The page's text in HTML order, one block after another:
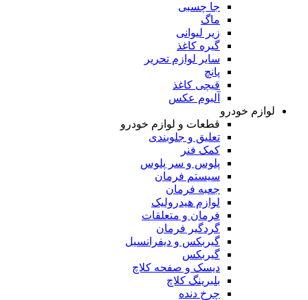
جا چسبی
ماگ
زیر لیوانی
گیره کاغذ
سایر لوازم تحریر
پانچ
قیچی کاغذ
آلبوم عکس
لوازم خودرو
قطعات و لوازم خودرو
تعلیق و جلوبندی
کمک فنر
پلوس و سر پلوس
سیستم فرمان
جعبه فرمان
لوازم هیدرولیک
فرمان و متعلقات
گردگیر فرمان
گیربکس و دیفرانسیل
گیربکس
دیسک و صفحه کلاچ
بلبرینگ کلاچ
چرخ دنده